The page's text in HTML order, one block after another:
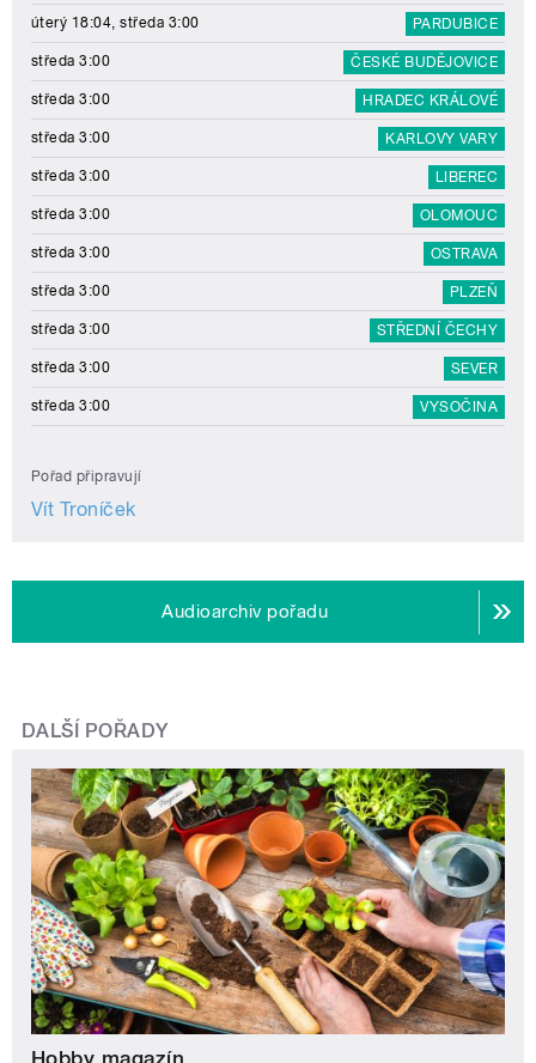
úterý 18:04, středa 3:00 PARDUBICE
středa 3:00 ČESKÉ BUDĚJOVICE
středa 3:00 HRADEC KRÁLOVÉ
středa 3:00 KARLOVY VARY
středa 3:00 LIBEREC
středa 3:00 OLOMOUC
středa 3:00 OSTRAVA
středa 3:00 PLZEŇ
středa 3:00 STŘEDNÍ ČECHY
středa 3:00 SEVER
středa 3:00 VYSOČINA
Pořad připravují
Vít Troníček
Audioarchiv pořadu
DALŠÍ POŘADY
Hobby magazín